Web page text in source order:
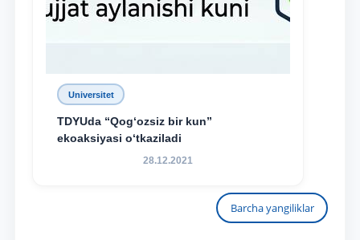
Universitet
TDYUda “Qog‘ozsiz bir kun”
ekoaksiyasi o‘tkaziladi
28.12.2021
Barcha yangiliklar